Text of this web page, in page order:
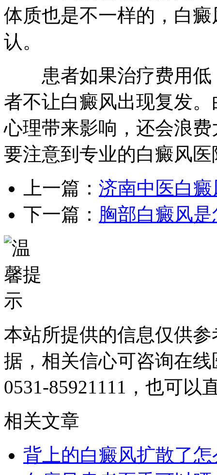
体质也是不一样的，白
认。
患者如果治疗费用低
者不让白癜风出现复发
心理带来影响，还会浪
要注意到专业的白癜风
上一篇： 济南中医白
下一篇： 胸部白癜风
本站所提供的信息仅供
据，相关信心可咨询在
0531-85921111 ，也可以
相关文章
背上的白癜风扩散了怎